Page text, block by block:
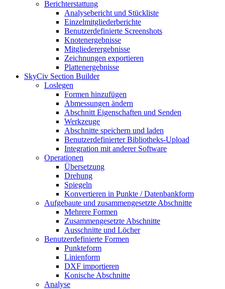
Berichterstattung
Analysebericht und Stückliste
Einzelmitgliederberichte
Benutzerdefinierte Screenshots
Knotenergebnisse
Mitgliederergebnisse
Zeichnungen exportieren
Plattenergebnisse
SkyCiv Section Builder
Loslegen
Formen hinzufügen
Abmessungen ändern
Abschnitt Eigenschaften und Senden
Werkzeuge
Abschnitte speichern und laden
Benutzerdefinierter Bibliotheks-Upload
Integration mit anderer Software
Operationen
Übersetzung
Drehung
Spiegeln
Konvertieren in Punkte / Datenbankform
Aufgebaute und zusammengesetzte Abschnitte
Mehrere Formen
Zusammengesetzte Abschnitte
Ausschnitte und Löcher
Benutzerdefinierte Formen
Punkteform
Linienform
DXF importieren
Konische Abschnitte
Analyse